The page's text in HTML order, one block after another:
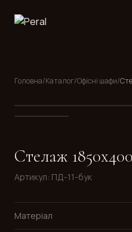
Головна/Каталог/Офісні шафи/
Стелаж
Артикул: ПД-11-бук
Матеріал